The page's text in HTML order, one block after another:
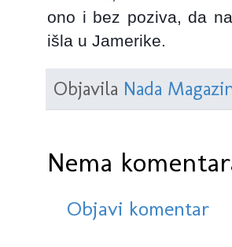
ono i bez poziva, da
išla u Jamerike.
Objavila Nada
Nema
Objavi komentar